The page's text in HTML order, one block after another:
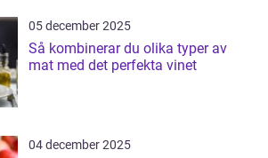
05 december 2025
Så kombinerar du olika typer av
mat med det perfekta vinet
04 december 2025